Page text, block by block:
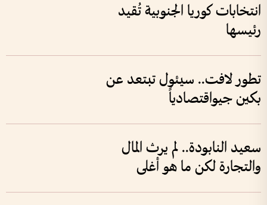
انتخابات كوريا الجنوبية تُقيد
رئيسها
تطور لافت.. سيئول تبتعد عن
بكين جيواقتصادياً
سعيد النابودة.. لم يرث المال
والتجارة لكن ما هو أغلى